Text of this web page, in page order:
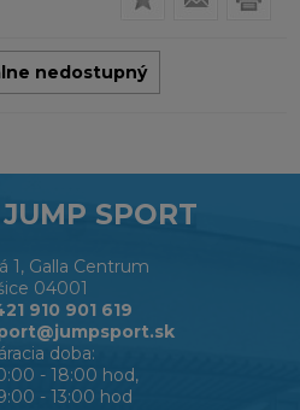
nedostupný
SPORT
1, Galla Centrum
04001
910 901 619
doba:
- 18:00 hod,
- 13:00 hod